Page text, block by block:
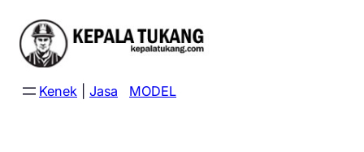
content
Kenek Jasa MODEL